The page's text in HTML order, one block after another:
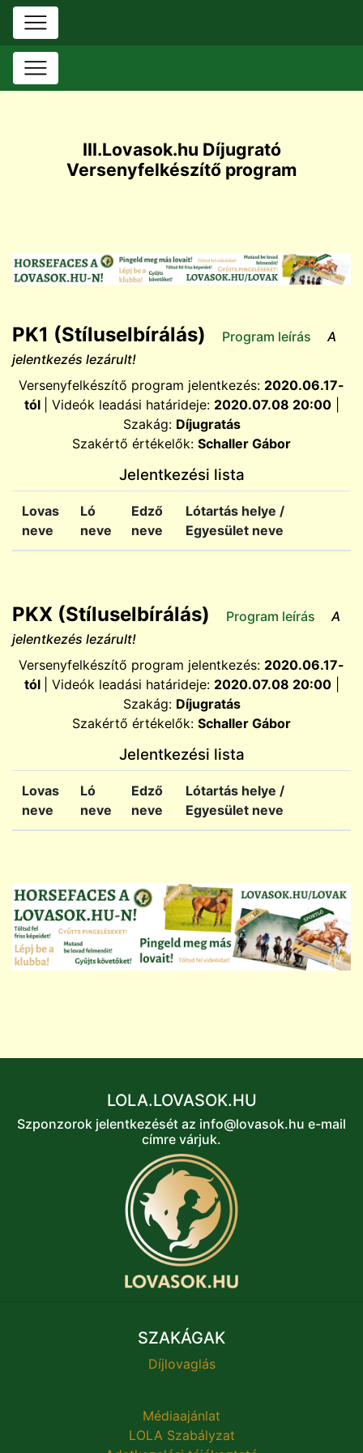
III.Lovasok.hu Díjugrató
Versenyfelkészítő program
PK1 (Stíluselbírálás) Program leírás
A
jelentkezés lezárult!
Versenyfelkészítő program jelentkezés: 2020.06.17-
tól
| Videók leadási határideje: 2020.07.08 20:00|
Szakág: Díjugratás
Szakértő értékelők: Schaller Gábor
Jelentkezési lista
Lovas
neve
Ló
neve
Edző
neve
Lótartás helye /
Egyesület neve
PKX (Stíluselbírálás) Program leírás
A
jelentkezés lezárult!
Versenyfelkészítő program jelentkezés: 2020.06.17-
tól
| Videók leadási határideje: 2020.07.08 20:00|
Szakág: Díjugratás
Szakértő értékelők: Schaller Gábor
Jelentkezési lista
Lovas
neve
Ló
neve
Edző
neve
Lótartás helye /
Egyesület neve
LOLA.LOVASOK.HU
Szponzorok jelentkezését az info@lovasok.hu e-mail
címre várjuk.
SZAKÁGAK
Díjlovaglás
Médiaajánlat
LOLA Szabályzat